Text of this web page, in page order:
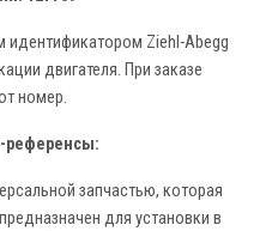
идентификатором Ziehl-Abegg
двигателя. При заказе
номер.
референсы:
запчастью, которая
для установки в